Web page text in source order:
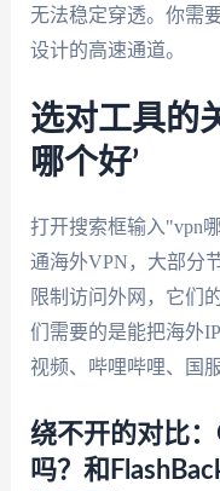
无法稳定穿透。你需
设计的高速通道。
选对工具的
哪个好’
打开搜索框输入"vpn
通海外VPN，大部分
限制访问外网，它们
们需要的是能把海外
视频、哔哩哔哩、国
绕不开的对比
吗？和